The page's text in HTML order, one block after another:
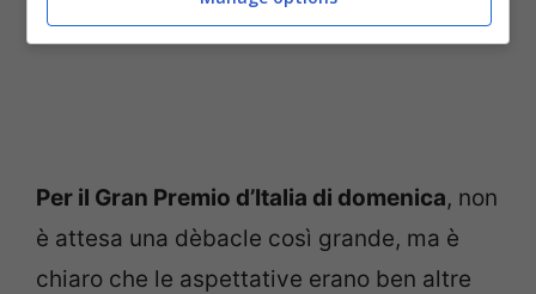
Per il Gran Premio d’Italia di domenica, non
è attesa una dèbacle così grande, ma è
chiaro che le aspettative erano ben altre